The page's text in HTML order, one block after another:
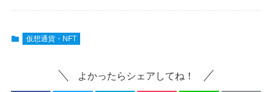
仮想通貨・NFT
よかったらシェアしてね！